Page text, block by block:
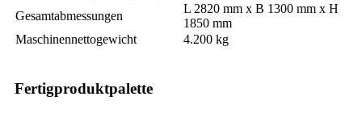
Gesamtabmessungen
L 2820 mm x B 1300 mm x H
1850 mm
Maschinennettogewicht
4.200 kg
Fertigproduktpalette